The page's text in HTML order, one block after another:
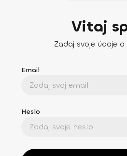
Vitaj
Zadaj svoje údaje
Email
Heslo